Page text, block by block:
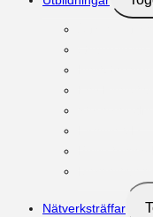
Nätverksträffar